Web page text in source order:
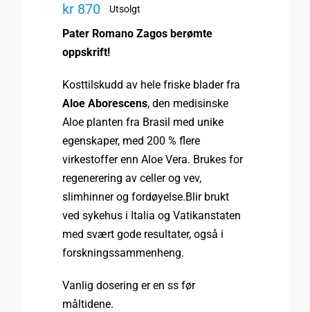
kr 870 Utsolgt
Pater Romano Zagos berømte
oppskrift!
Kosttilskudd av hele friske blader fra
Aloe Aborescens, den medisinske
Aloe planten fra Brasil med unike
egenskaper, med 200 % flere
virkestoffer enn Aloe Vera. Brukes for
regenerering av celler og vev,
slimhinner og fordøyelse.Blir brukt
ved sykehus i Italia og Vatikanstaten
med svært gode resultater, også i
forskningssammenheng.
Vanlig dosering er en ss før
måltidene.